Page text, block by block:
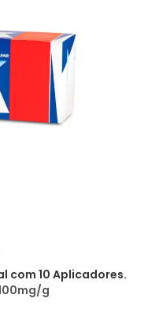
com 10 Aplicadores.
g